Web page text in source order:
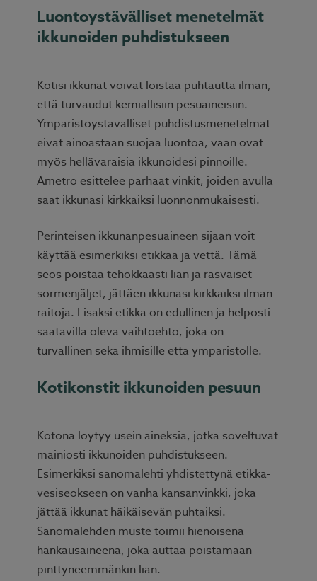
Luontoystävälliset menetelmät
ikkunoiden puhdistukseen
Kotisi ikkunat voivat loistaa puhtautta ilman,
että turvaudut kemiallisiin pesuaineisiin.
Ympäristöystävälliset puhdistusmenetelmät
eivät ainoastaan suojaa luontoa, vaan ovat
myös hellävaraisia ikkunoidesi pinnoille.
Ametro esittelee parhaat vinkit, joiden avulla
saat ikkunasi kirkkaiksi luonnonmukaisesti.
Perinteisen ikkunanpesuaineen sijaan voit
käyttää esimerkiksi etikkaa ja vettä. Tämä
seos poistaa tehokkaasti lian ja rasvaiset
sormenjäljet, jättäen ikkunasi kirkkaiksi ilman
raitoja. Lisäksi etikka on edullinen ja helposti
saatavilla oleva vaihtoehto, joka on
turvallinen sekä ihmisille että ympäristölle.
Kotikonstit ikkunoiden pesuun
Kotona löytyy usein aineksia, jotka soveltuvat
mainiosti ikkunoiden puhdistukseen.
Esimerkiksi sanomalehti yhdistettynä etikka-
vesiseokseen on vanha kansanvinkki, joka
jättää ikkunat häikäisevän puhtaiksi.
Sanomalehden muste toimii hienoisena
hankausaineena, joka auttaa poistamaan
pinttyneemmänkin lian.